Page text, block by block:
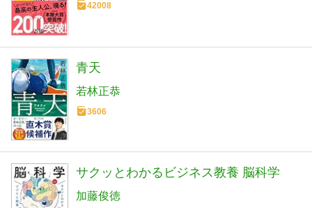
42008
青天
若林正恭
3606
サクッとわかるビジネス教養 脳科学
加藤俊徳